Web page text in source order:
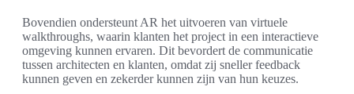
Bovendien ondersteunt AR het uitvoeren van virtuele
walkthroughs, waarin klanten het project in een interactieve
omgeving kunnen ervaren. Dit bevordert de communicatie
tussen architecten en klanten, omdat zij sneller feedback
kunnen geven en zekerder kunnen zijn van hun keuzes.